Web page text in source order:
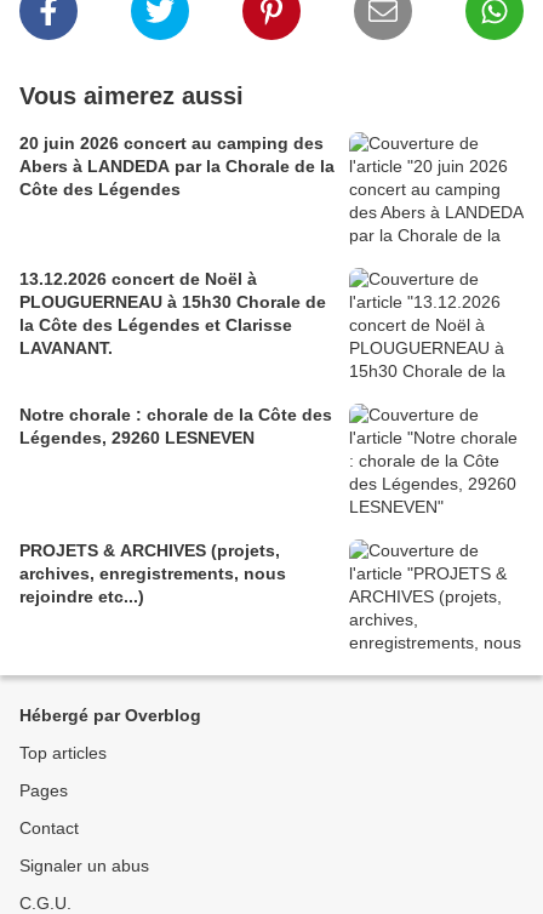
Vous aimerez aussi
20 juin 2026 concert au camping des
Abers à LANDEDA par la Chorale de la
Côte des Légendes
13.12.2026 concert de Noël à
PLOUGUERNEAU à 15h30 Chorale de
la Côte des Légendes et Clarisse
LAVANANT.
Notre chorale : chorale de la Côte des
Légendes, 29260 LESNEVEN
PROJETS & ARCHIVES (projets,
archives, enregistrements, nous
rejoindre etc...)
Hébergé par Overblog
Top articles
Pages
Contact
Signaler un abus
C.G.U.